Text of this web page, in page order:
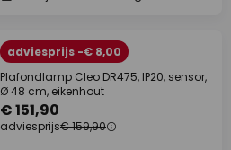
adviesprijs -€ 8,00
Plafondlamp Cleo DR475, IP20, sensor,
Ø 48 cm, eikenhout
€ 151,90
adviesprijs€ 159,90